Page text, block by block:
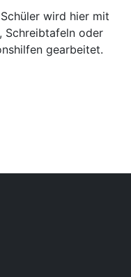
wird hier mit
Schreibtafeln oder
gearbeitet.